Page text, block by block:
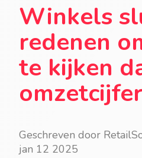
Winkels
redenen
te kijken
Geschreven door
jan 12 2025